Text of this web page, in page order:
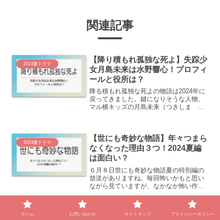
関連記事
2024夏ドラマ
【降り積もれ孤独な死よ】失踪少
女月島未来は水野響心！プロフィ
ールと役所は？
降る積もれ孤独な死よの物語は2024年に
戻ってきました。鍵になりそうな人物、
マル横キッズの月島未来（つきしま み
島未来を演じている...
2024夏ドラマ
【世にも奇妙な物語】年々つまら
なくなった理由３つ！2024夏編
は面白い？
６月８日世にも奇妙な物語夏の特別編の
放送がありますね。毎回怖いかもと思い
ながら見ていますが、なかなか怖い作品
くなってきているな〜と思いませんか？
なぜ年々つまらなくなってきているの
か？理由を考えてみました。...
ホーム お問い合わせ サイトマップ プライバシーポリシー